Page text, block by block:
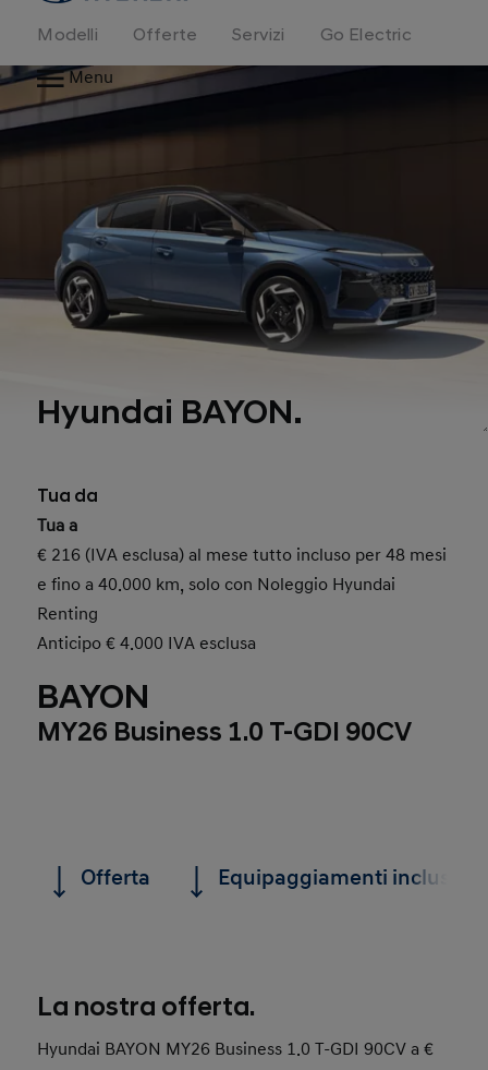
Modelli Offerte Servizi
Go Electric
Menu
Hyundai BAYON.
Tua da
Tua a
€ 216 (IVA esclusa) al mese tutto incluso per 48 mesi
e fino a 40.000 km, solo con Noleggio Hyundai
Renting
Anticipo € 4.000 IVA esclusa
BAYON
MY26 Business 1.0 T-GDI 90CV
Offerta Equipaggiamenti inclusi
La nostra offerta.
Hyundai BAYON MY26 Business 1.0 T-GDI 90CV a €